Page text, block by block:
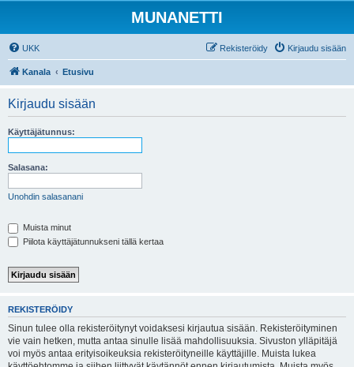
MUNANETTI
UKK Kirjaudu sisään
Rekisteröidy
Kanala Etusivu
Kirjaudu sisään
Käyttäjätunnus:
Salasana:
Unohdin salasanani
Muista minut
Piilota käyttäjätunnukseni tällä kertaa
REKISTERÖIDY
Sinun tulee olla rekisteröitynyt voidaksesi kirjautua sisään. Rekisteröityminen
vie vain hetken, mutta antaa sinulle lisää mahdollisuuksia. Sivuston ylläpitäjä
voi myös antaa erityisoikeuksia rekisteröityneille käyttäjille. Muista lukea